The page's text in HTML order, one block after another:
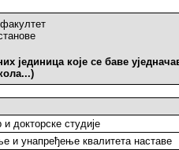
јединица које се баве
докторске студије
и унапређење квалитета наставе